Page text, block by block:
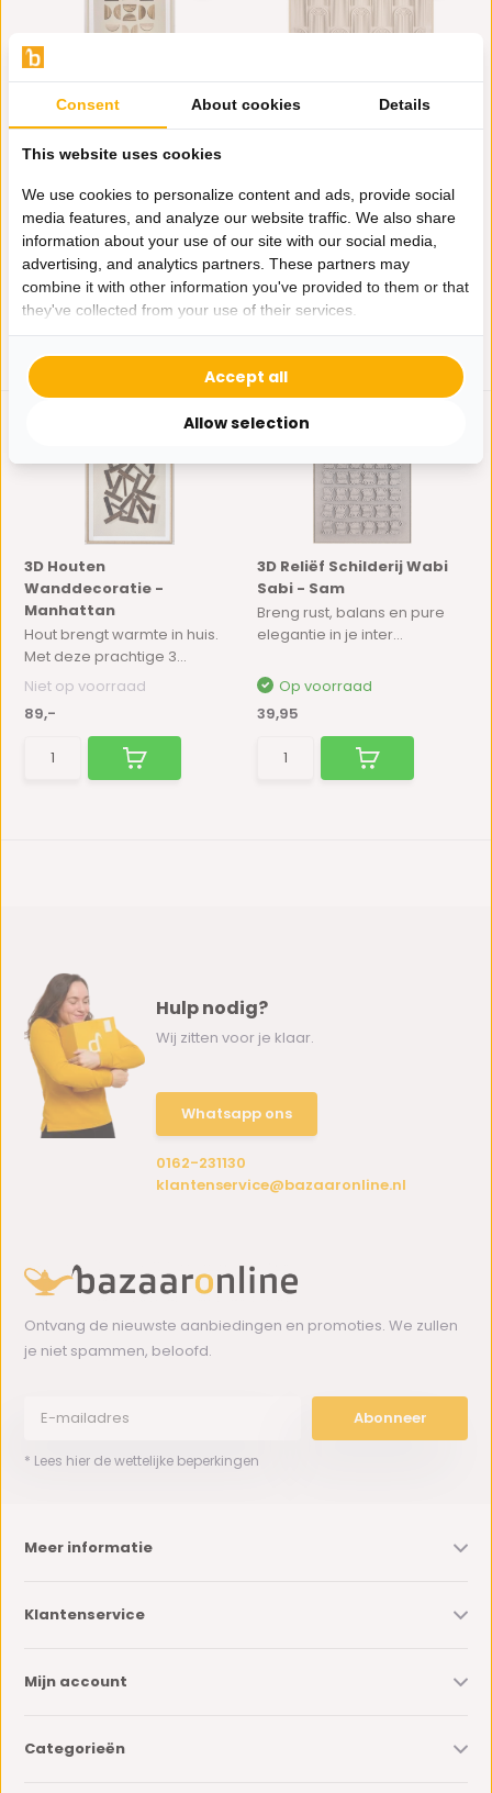
3D Houten
mix
Hout brengt warmte in huis.
Met deze prachtige 3...
Niet op voorraad
89,-
3D Schilderij Curves - 80 x
elegantie in je inter...
Op voorraad
159,-
3D Houten
Wanddecoratie -
Manhattan
Hout brengt warmte in huis.
Met deze prachtige 3...
Niet op voorraad
89,-
3D Reliëf Schilderij Wabi
Sabi - Sam
Breng rust, balans en pure
elegantie in je inter...
Op voorraad
39,95
Hulp nodig?
Wij zitten voor je klaar.
Whatsapp ons
0162-231130
klantenservice@bazaaronline.nl
Ontvang de nieuwste aanbiedingen en promoties. We zullen
je niet spammen, beloofd.
Abonneer
* Lees hier de wettelijke beperkingen
Meer informatie
Klantenservice
Mijn account
Categorieën
Consent About cookies Details
This website uses cookies
We use cookies to personalize content and ads, provide social
media features, and analyze our website traffic. We also share
information about your use of our site with our social media,
advertising, and analytics partners. These partners may
combine it with other information you've provided to them or that
they've collected from your use of their services.
Allow selection
Accept all